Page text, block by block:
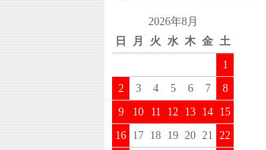
2026年8月
日
月 火 水 木 金 土
1
2
3 4 5 6 7
8
9
10 11 12 13 14 15
16 17 18 19 20 21 22